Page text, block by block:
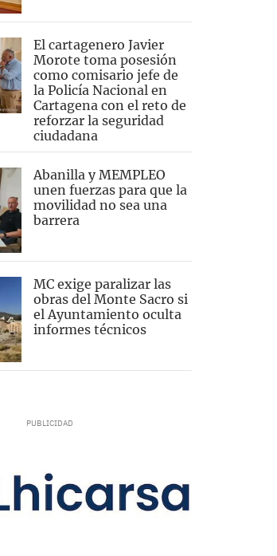
El cartagenero Javier
Morote toma posesión
como comisario jefe de
la Policía Nacional en
Cartagena con el reto de
reforzar la seguridad
ciudadana
Abanilla y MEMPLEO
unen fuerzas para que la
movilidad no sea una
barrera
MC exige paralizar las
obras del Monte Sacro si
el Ayuntamiento oculta
informes técnicos